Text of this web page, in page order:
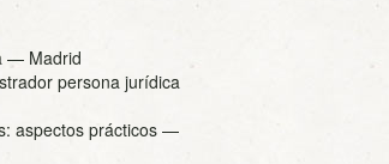
— Madrid
persona jurídica
aspectos prácticos —